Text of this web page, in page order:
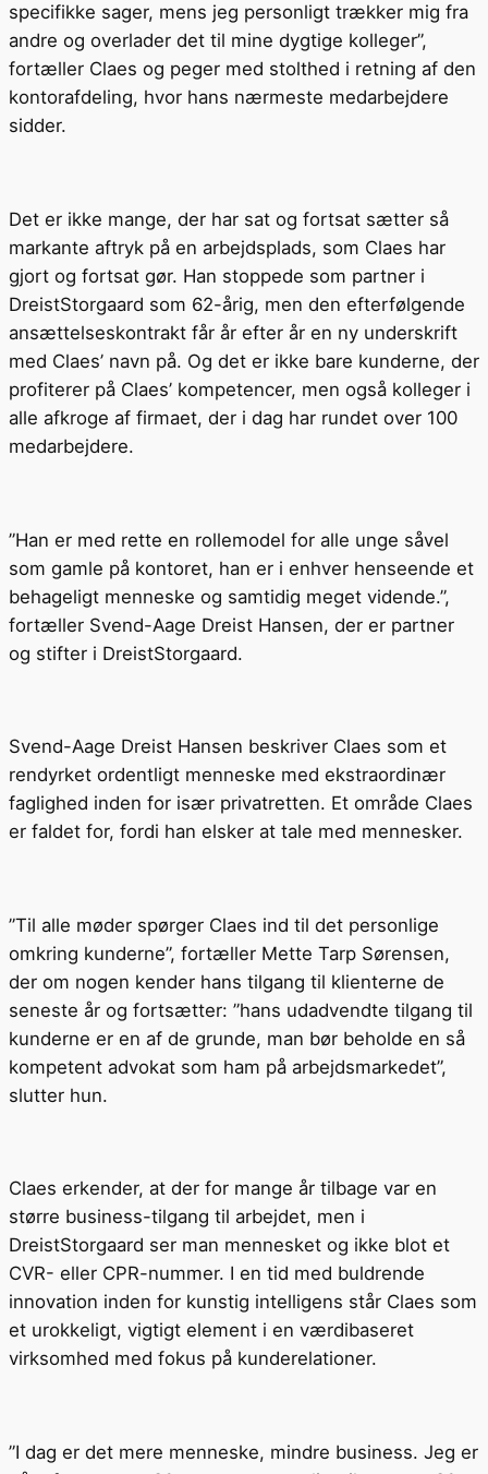
specifikke sager, mens jeg personligt trækker mig fra
andre og overlader det til mine dygtige kolleger”,
fortæller Claes og peger med stolthed i retning af den
kontorafdeling, hvor hans nærmeste medarbejdere
sidder.
Det er ikke mange, der har sat og fortsat sætter så
markante aftryk på en arbejdsplads, som Claes har
gjort og fortsat gør. Han stoppede som partner i
DreistStorgaard som 62-årig, men den efterfølgende
ansættelseskontrakt får år efter år en ny underskrift
med Claes’ navn på. Og det er ikke bare kunderne, der
profiterer på Claes’ kompetencer, men også kolleger i
alle afkroge af firmaet, der i dag har rundet over 100
medarbejdere.
”Han er med rette en rollemodel for alle unge såvel
som gamle på kontoret, han er i enhver henseende et
behageligt menneske og samtidig meget vidende.”,
fortæller Svend-Aage Dreist Hansen, der er partner
og stifter i DreistStorgaard.
Svend-Aage Dreist Hansen beskriver Claes som et
rendyrket ordentligt menneske med ekstraordinær
faglighed inden for især privatretten. Et område Claes
er faldet for, fordi han elsker at tale med mennesker.
”Til alle møder spørger Claes ind til det personlige
omkring kunderne”, fortæller Mette Tarp Sørensen,
der om nogen kender hans tilgang til klienterne de
seneste år og fortsætter: ”hans udadvendte tilgang til
kunderne er en af de grunde, man bør beholde en så
kompetent advokat som ham på arbejdsmarkedet”,
slutter hun.
Claes erkender, at der for mange år tilbage var en
større business-tilgang til arbejdet, men i
DreistStorgaard ser man mennesket og ikke blot et
CVR- eller CPR-nummer. I en tid med buldrende
innovation inden for kunstig intelligens står Claes som
et urokkeligt, vigtigt element i en værdibaseret
virksomhed med fokus på kunderelationer.
”I dag er det mere menneske, mindre business. Jeg er